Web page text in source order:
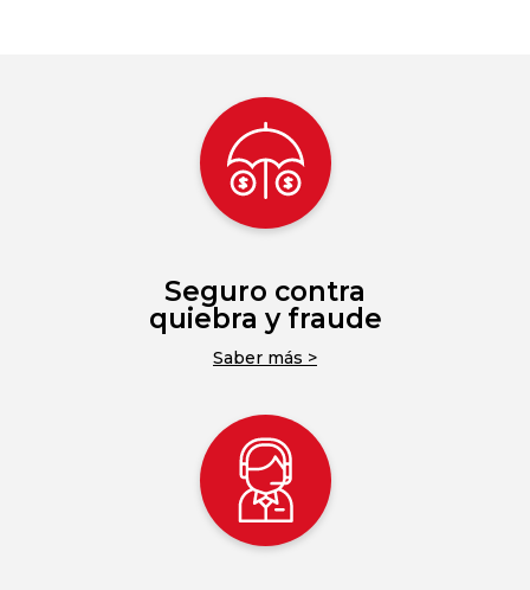
Seguro contra
quiebra y fraude
Saber más >